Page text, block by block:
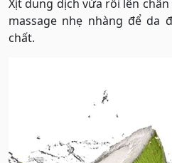
Xịt dung dịch vừa rồi lên
massage nhẹ nhàng để da
chất.